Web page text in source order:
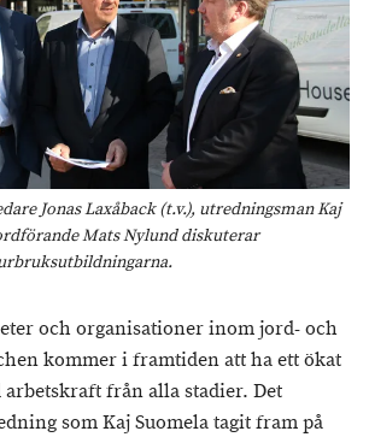
Jonas Laxåback (t.v.), utredningsman Kaj
Mats Nylund diskuterar
och organisationer inom jord- och
kommer i framtiden att ha ett ökat
från alla stadier. Det
som Kaj Suomela tagit fram på